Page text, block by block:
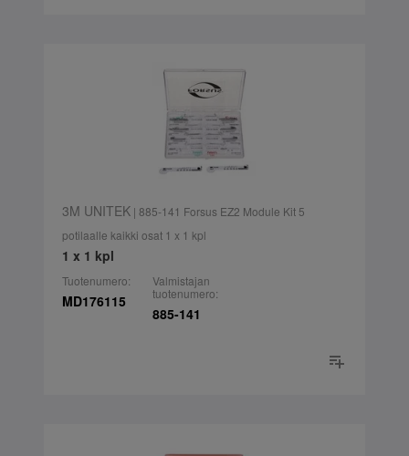
3M UNITEK| 885-141 Forsus EZ2 Module Kit 5
potilaalle kaikki osat 1 x 1 kpl
1 x 1 kpl
Tuotenumero:
MD176115
Valmistajan
tuotenumero:
885-141